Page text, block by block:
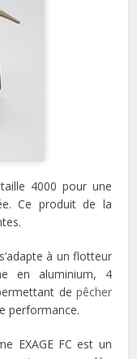
4000 pour une
Ce produit de la
à un flotteur
en aluminium, 4
de pêcher
performance.
EXAGE FC est un